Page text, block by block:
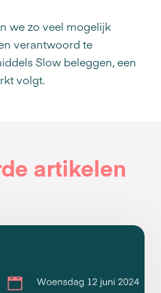
we zo veel mogelijk
verantwoord te
Slow beleggen, een
volgt.
artikelen